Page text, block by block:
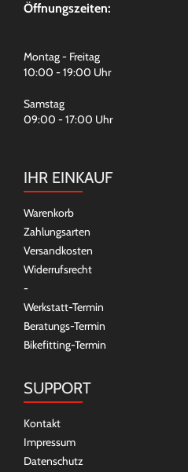
Öffnungszeiten:
Montag - Freitag
10:00 - 19:00 Uhr
Samstag
09:00 - 17:00 Uhr
IHR EINKAUF
Warenkorb
Zahlungsarten
Versandkosten
Widerrufsrecht
-
Werkstatt-Termin
Beratungs-Termin
Bikefitting-Termin
SUPPORT
Kontakt
Impressum
Datenschutz